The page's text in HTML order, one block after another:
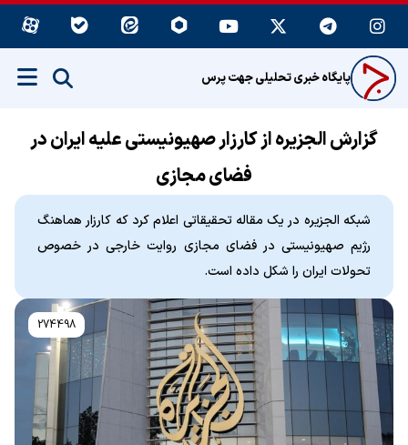
پایگاه خبری تحلیلی جهت پرس
گزارش الجزیره از کارزار صهیونیستی علیه ایران در
فضای مجازی
شبکه الجزیره در یک مقاله تحقیقاتی اعلام کرد که کارزار هماهنگ
رژیم صهیونیستی در فضای مجازی روایت خارجی در خصوص
تحولات ایران را شکل داده است.
274498